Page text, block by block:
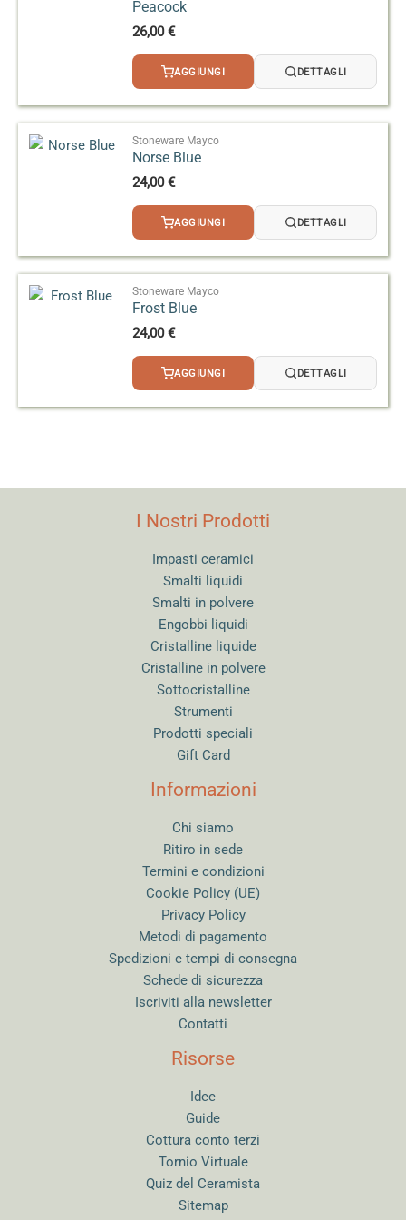
Peacock
26,00€
AGGIUNGI DETTAGLI
Stoneware Mayco
Norse Blue
24,00€
AGGIUNGI DETTAGLI
Stoneware Mayco
Frost Blue
24,00€
AGGIUNGI DETTAGLI
I Nostri Prodotti
Impasti ceramici
Smalti liquidi
Smalti in polvere
Engobbi liquidi
Cristalline liquide
Cristalline in polvere
Sottocristalline
Strumenti
Prodotti speciali
Gift Card
Informazioni
Chi siamo
Ritiro in sede
Termini e condizioni
Cookie Policy (UE)
Privacy Policy
Metodi di pagamento
Spedizioni e tempi di consegna
Schede di sicurezza
Iscriviti alla newsletter
Contatti
Risorse
Idee
Guide
Cottura conto terzi
Tornio Virtuale
Quiz del Ceramista
Sitemap